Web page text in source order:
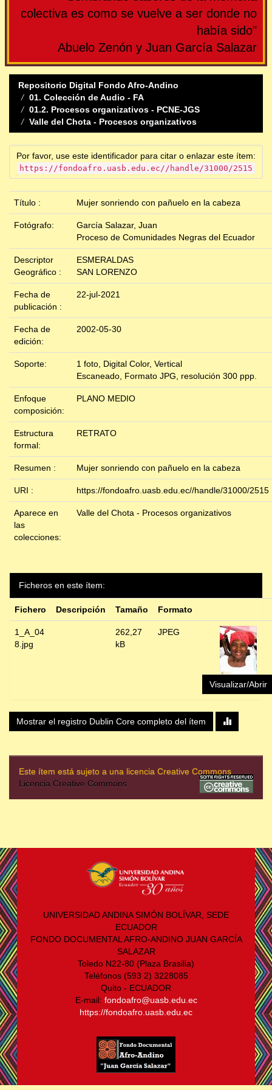
colectiva es como se vuelve a ser donde no
había sido"
Abuelo Zenón y Juan García Salazar
Repositorio Digital Fondo Afro-Andino
01. Colección de Audio - FA
01.2. Procesos organizativos - PCNE-JGS
Valle del Chota - Procesos organizativos
Por favor, use este identificador para citar o enlazar este ítem:
https://fondoafro.uasb.edu.ec//handle/31000/2515
Título : Mujer sonriendo con pañuelo en la cabeza
Fotógrafo:
García Salazar, Juan
Proceso de Comunidades Negras del Ecuador
Descriptor
Geográfico :
ESMERALDAS
SAN LORENZO
Fecha de
publicación :
22-jul-2021
Fecha de
edición:
2002-05-30
Soporte:
1 foto, Digital Color, Vertical
Escaneado, Formato JPG, resolución 300 ppp.
Enfoque
composición:
PLANO MEDIO
Estructura
formal:
RETRATO
Resumen : Mujer sonriendo con pañuelo en la cabeza
URI : https://fondoafro.uasb.edu.ec//handle/31000/2515
Aparece en
las
colecciones:
Valle del Chota - Procesos organizativos
Ficheros en este ítem:
Fichero Descripción Tamaño Formato
1_A_04
8.jpg
262,27
kB
JPEG
Visualizar/Abrir
Mostrar el registro Dublin Core completo del ítem
Este ítem está sujeto a una licencia Creative Commons
Licencia Creative Commons
UNIVERSIDAD ANDINA SIMÓN BOLÍVAR, SEDE
ECUADOR
FONDO DOCUMENTAL AFRO-ANDINO JUAN GARCÍA
SALAZAR
Toledo N22-80 (Plaza Brasilia)
Teléfonos (593 2) 3228085
Quito - ECUADOR
E-mail: fondoafro@uasb.edu.ec
https://fondoafro.uasb.edu.ec